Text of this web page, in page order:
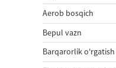
Aerob bosqich
Bepul vazn
Barqarorlik o'rgatish